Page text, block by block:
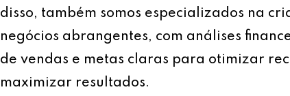
disso, também somos especializados na
negócios abrangentes, com análises
de vendas e metas claras para otimizar
maximizar resultados.